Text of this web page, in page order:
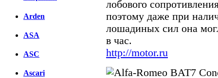
Arden
ASA
ASC
Ascari
лобового
поэтому даже при
лошадиных сил она
в час.
http://motor.ru